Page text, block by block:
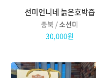
선미언니네 늙은호박즙
충북 / 소선미
30,000원